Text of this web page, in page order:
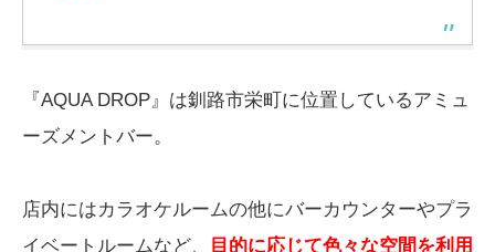
『AQUA DROP』は釧路市栄町に位置しているアミュ
ーズメントバー。
店内にはカラオケルームの他にバーカウンターやプラ
イベートルームなど、
目的に応じて色々な空間を利用